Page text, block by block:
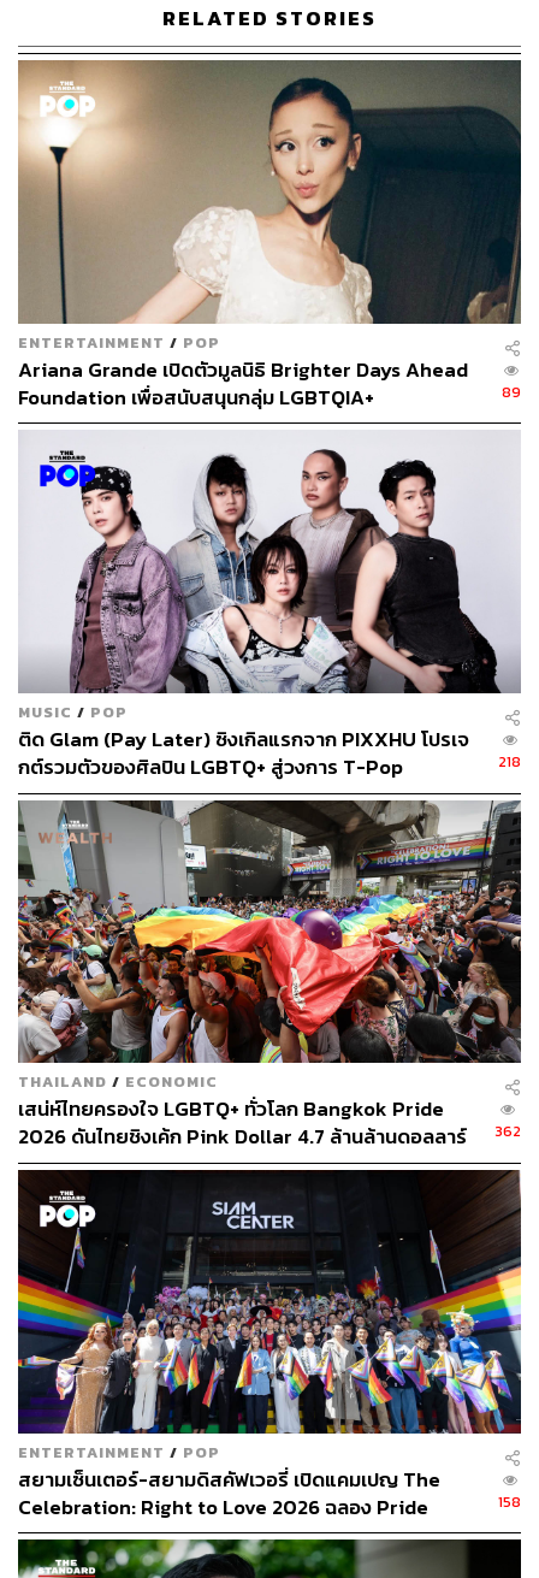
พิสูจน์อักษร: ภาสิณี เพิ่มพันธุ์พงศ์
TAGS: LGBTQIA+ มุกดา พงษ์สมบัติ เอกวัฒน์ พิมพ์สวรรค์
191
ABOUT THE AUTHOR
THE STANDARD TEAM
กองบรรณาธิการ THE STANDARD
ABOUT THE PHOTOGRAPHER
ฐานิส สุดโต
บรรณาธิการภาพ ประจำสำนักข่าว THE
STANDARD
RELATED STORIES
ENTERTAINMENT / POP
Ariana Grande เปิดตัวมูลนิธิ Brighter Days Ahead
Foundation เพื่อสนับสนุนกลุ่ม LGBTQIA+
89
MUSIC / POP
ติด Glam (Pay Later) ซิงเกิลแรกจาก PIXXHU โปรเจ
กต์รวมตัวของศิลปิน LGBTQ+ สู่วงการ T-Pop
218
THAILAND / ECONOMIC
เสน่ห์ไทยครองใจ LGBTQ+ ทั่วโลก Bangkok Pride
2026 ดันไทยชิงเค้ก Pink Dollar 4.7 ล้านล้านดอลลาร์
362
ENTERTAINMENT / POP
สยามเซ็นเตอร์-สยามดิสคัฟเวอรี่ เปิดแคมเปญ The
Celebration: Right to Love 2026 ฉลอง Pride
Month ใจกลางสยาม [PR News]
158